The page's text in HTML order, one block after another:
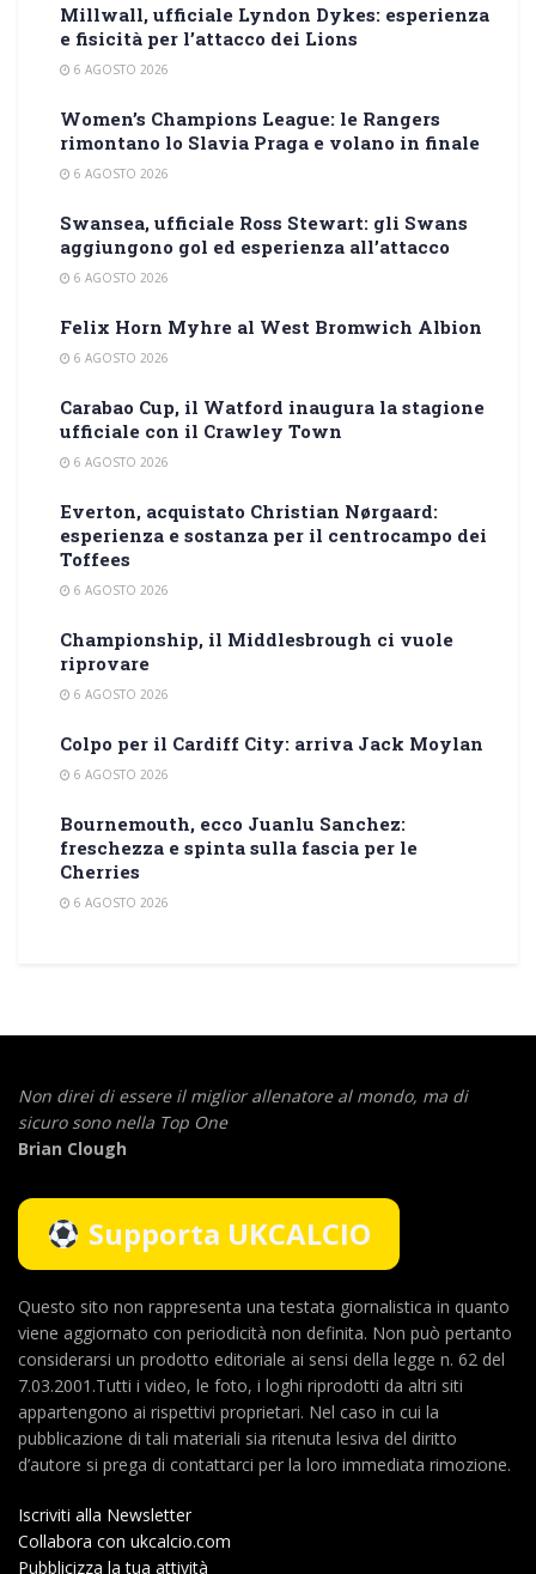
Millwall, ufficiale Lyndon Dykes: esperienza
e fisicità per l’attacco dei Lions
6 AGOSTO 2026
Women’s Champions League: le Rangers
rimontano lo Slavia Praga e volano in finale
6 AGOSTO 2026
Swansea, ufficiale Ross Stewart: gli Swans
aggiungono gol ed esperienza all’attacco
6 AGOSTO 2026
Felix Horn Myhre al West Bromwich Albion
6 AGOSTO 2026
Carabao Cup, il Watford inaugura la stagione
ufficiale con il Crawley Town
6 AGOSTO 2026
Everton, acquistato Christian Nørgaard:
esperienza e sostanza per il centrocampo dei
Toffees
6 AGOSTO 2026
Championship, il Middlesbrough ci vuole
riprovare
6 AGOSTO 2026
Colpo per il Cardiff City: arriva Jack Moylan
6 AGOSTO 2026
Bournemouth, ecco Juanlu Sanchez:
freschezza e spinta sulla fascia per le
Cherries
6 AGOSTO 2026
Non direi di essere il miglior allenatore al mondo, ma di
sicuro sono nella Top One
Brian Clough
Supporta UKCALCIO
Questo sito non rappresenta una testata giornalistica in quanto
viene aggiornato con periodicità non definita. Non può pertanto
considerarsi un prodotto editoriale ai sensi della legge n. 62 del
7.03.2001.Tutti i video, le foto, i loghi riprodotti da altri siti
appartengono ai rispettivi proprietari. Nel caso in cui la
pubblicazione di tali materiali sia ritenuta lesiva del diritto
d’autore si prega di contattarci per la loro immediata rimozione.
Iscriviti alla Newsletter
Collabora con ukcalcio.com
Pubblicizza la tua attività